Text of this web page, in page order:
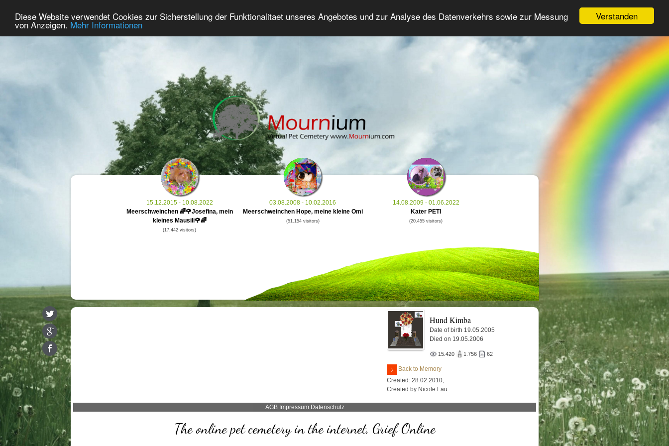
Verstanden
Diese Website verwendet Cookies zur Sicherstellung der Funktionalitaet unseres Angebotes und zur Analyse des Datenverkehrs sowie zur Messung
von Anzeigen. Mehr Informationen
Home Premium Commemorate Grief Pet Forum Advanced Search Login/Register
15.12.2015 - 10.08.2022
Meerschweinchen 🌈🌹Josefina, mein
kleines Mausili🌹🌈
(17.442 visitors)
03.08.2008 - 10.02.2016
Meerschweinchen Hope, meine kleine Omi
(51.154 visitors)
14.08.2009 - 01.06.2022
Kater PETI
(20.455 visitors)
Hund Kimba
Date of birth 19.05.2005
Died on 19.05.2006
15.420 1.756 62
Back to Memory
Created: 28.02.2010,
Created by Nicole Lau
AGB Impressum Datenschutz
The online pet cemetery in the internet, Grief Online